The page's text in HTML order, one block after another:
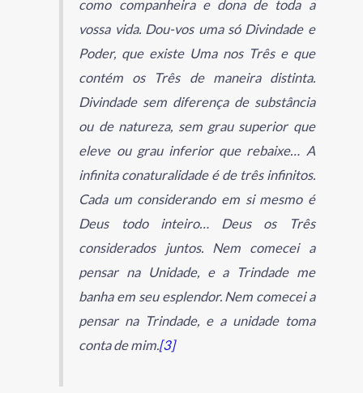
como companheira e dona de toda a
vossa vida. Dou-vos uma só Divindade e
Poder, que existe Uma nos Três e que
contém os Três de maneira distinta.
Divindade sem diferença de substância
ou de natureza, sem grau superior que
eleve ou grau inferior que rebaixe… A
infinita conaturalidade é de três infinitos.
Cada um considerando em si mesmo é
Deus todo inteiro… Deus os Três
considerados juntos. Nem comecei a
pensar na Unidade, e a Trindade me
banha em seu esplendor. Nem comecei a
pensar na Trindade, e a unidade toma
conta de mim.[3]